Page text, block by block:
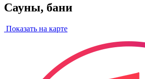
Сауны, бани
Показать на карте